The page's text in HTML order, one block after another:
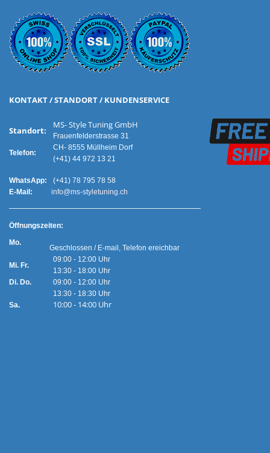
KONTAKT / STANDORT / KUNDENSERVICE
Standort:
Telefon:
MS- Style Tuning GmbH
Frauenfelderstrasse 31
CH- 8555 Müllheim Dorf
(+41) 44 972 13 21
WhatsApp:
(+41) 78 795 78 58
E-Mail:
info@ms-styletuning.ch
Öffnungszeiten:
Mo.
Mi. Fr.
Geschlossen / E-mail, Telefon ereichbar
09:00 - 12:00 Uhr
13:30 - 18:00 Uhr
Di. Do.
Sa.
09:00 - 12:00 Uhr
13:30 - 18:30 Uhr
10:00 - 14:00 Uhr